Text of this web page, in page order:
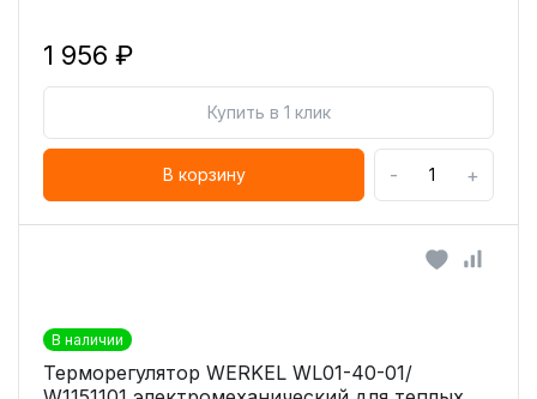
1 956 ₽
Купить в 1 клик
В корзину - +
В наличии
Терморегулятор WERKEL WL01-40-01/